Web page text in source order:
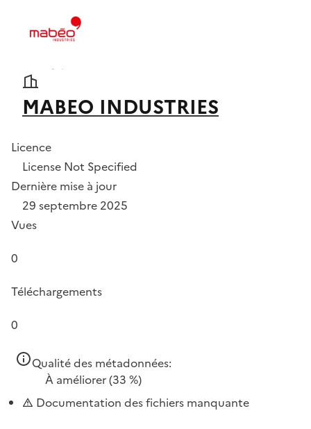
MABEO INDUSTRIES
Licence
License Not Specified
Dernière mise à jour
29 septembre 2025
Vues
0
Téléchargements
0
Qualité des métadonnées:
À améliorer(33 %)
Documentation des fichiers manquante